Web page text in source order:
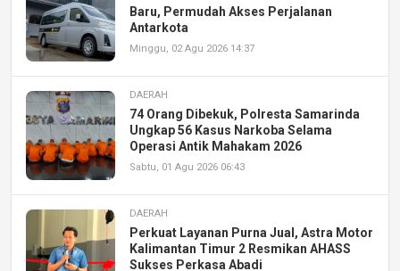
Baru, Permudah Akses Perjalanan
Antarkota
Minggu, 02 Agu 2026 14:37
DAERAH
74 Orang Dibekuk, Polresta Samarinda
Ungkap 56 Kasus Narkoba Selama
Operasi Antik Mahakam 2026
Sabtu, 01 Agu 2026 06:43
DAERAH
Perkuat Layanan Purna Jual, Astra Motor
Kalimantan Timur 2 Resmikan AHASS
Sukses Perkasa Abadi